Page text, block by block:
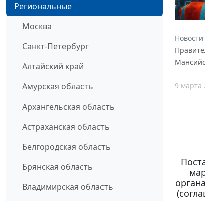
Региональные
Москва
Санкт-Петербург
Алтайский край
Амурская область
Архангельская область
Астраханская область
Белгородская область
Брянская область
Владимирская область
9 марта